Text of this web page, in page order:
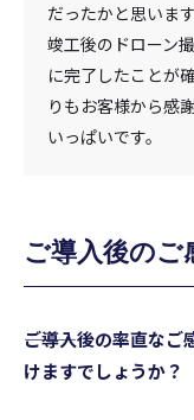
だったかと思います
竣工後のドローン
に完了したことが
りもお客様から感
いっぱいです。
ご導入後のご
―――ご導入後の率直な
けますでしょうか？